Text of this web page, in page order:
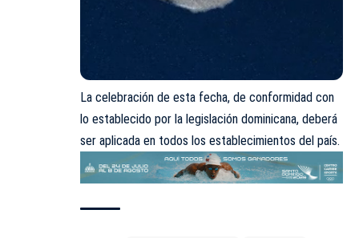
La celebración de esta fecha, de conformidad con
lo establecido por la legislación dominicana, deberá
ser aplicada en todos los establecimientos del país.